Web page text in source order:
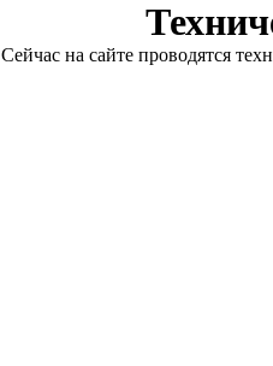
Сейчас на сайте проводятся